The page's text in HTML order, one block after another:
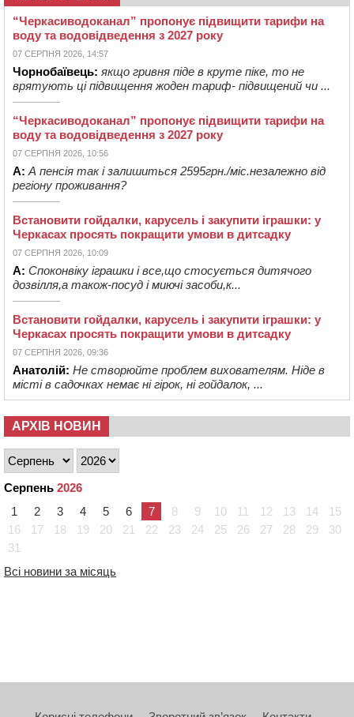
“Черкасиводоканал” пропонує підвищити тарифи на
воду та водовідведення з 2027 року
07 СЕРПНЯ 2026, 14:57
Чорнобаївець: якщо гривня піде в круте піке, то не
врятують ці підвищення жоден тариф- підвищений чи ...
“Черкасиводоканал” пропонує підвищити тарифи на
воду та водовідведення з 2027 року
07 СЕРПНЯ 2026, 10:56
А: А пенсія так і залишиться 2595грн./міс.незалежно від
регіону проживання?
Встановити гойдалки, карусель і закупити іграшки: у
Черкасах просять покращити умови в дитсадку
07 СЕРПНЯ 2026, 10:09
А: Споконвіку іграшки і все,що стосується дитячого
дозвілля,а також-посуд і миючі засоби,к...
Встановити гойдалки, карусель і закупити іграшки: у
Черкасах просять покращити умови в дитсадку
07 СЕРПНЯ 2026, 09:36
Анатолій: Не створюйте проблем вихователям. Ніде в
місті в садочках немає ні гірок, ні гойдалок, ...
АРХІВ НОВИН
Серпень 2026
1
2 3 4 5 6 7 8 9 10 11 12 13 14
15
16
17 18 19 20 21 22 23 24 25 26 27 28 29
30
31
Всі новини за місяць